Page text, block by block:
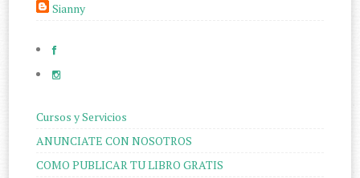
Sianny
Cursos y Servicios
ANUNCIATE CON NOSOTROS
COMO PUBLICAR TU LIBRO GRATIS